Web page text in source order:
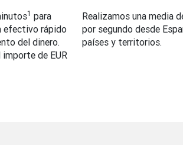
1 para
efectivo rápido
del dinero.
de EUR
Realizamos una media
por segundo desde
países y territorios.